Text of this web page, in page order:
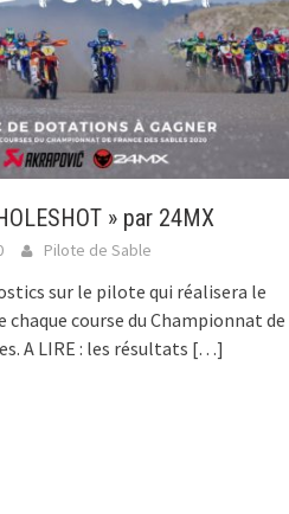
» par 24MX
Pilote de Sable
sur le pilote qui réalisera le
course du Championnat de
A LIRE : les résultats […]